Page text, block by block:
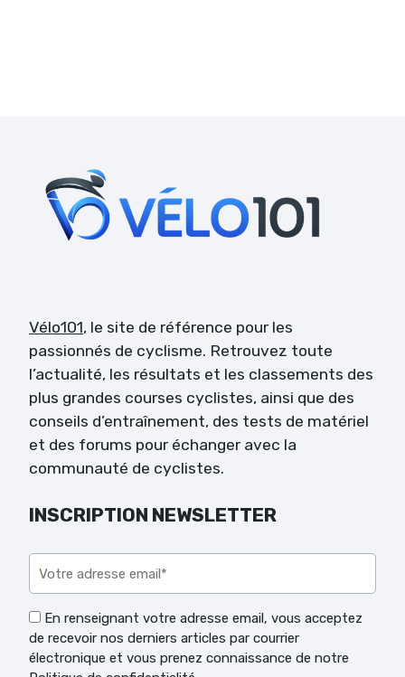
Vélo101, le site de référence pour les
passionnés de cyclisme. Retrouvez toute
l’actualité, les résultats et les classements des
plus grandes courses cyclistes, ainsi que des
conseils d’entraînement, des tests de matériel
et des forums pour échanger avec la
communauté de cyclistes.
INSCRIPTION NEWSLETTER
En renseignant votre adresse email, vous acceptez
de recevoir nos derniers articles par courrier
électronique et vous prenez connaissance de notre